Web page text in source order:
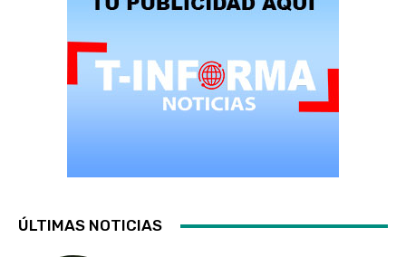
ÚLTIMAS NOTICIAS